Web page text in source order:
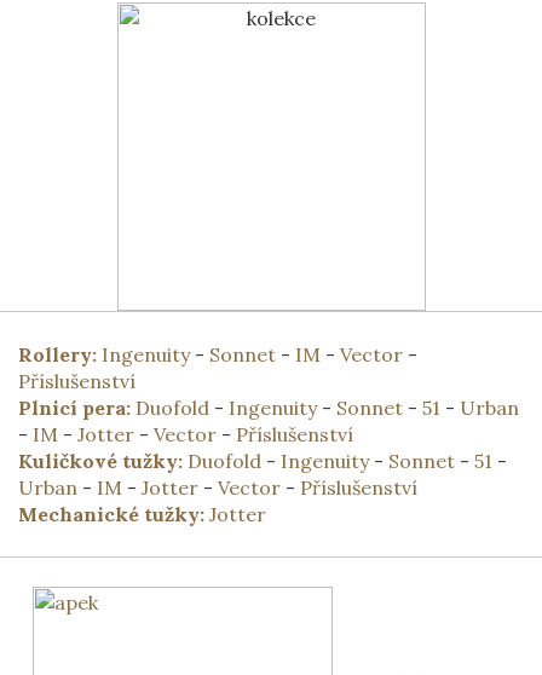
Rollery: Ingenuity- Sonnet - IM - Vector -
Příslušenství
Plnicí pera: Duofold - Ingenuity- Sonnet - 51 - Urban
- IM - Jotter - Vector - Příslušenství
Kuličkové tužky: Duofold - Ingenuity- Sonnet - 51 -
Urban - IM - Jotter - Vector - Příslušenství
Mechanické tužky: Jotter